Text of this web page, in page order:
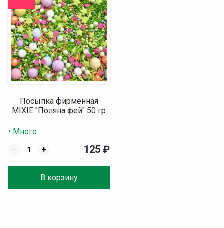
Посыпка фирменная
MIXIE "Поляна фей" 50 гр
• Много
-
+
В корзину
125 ₽